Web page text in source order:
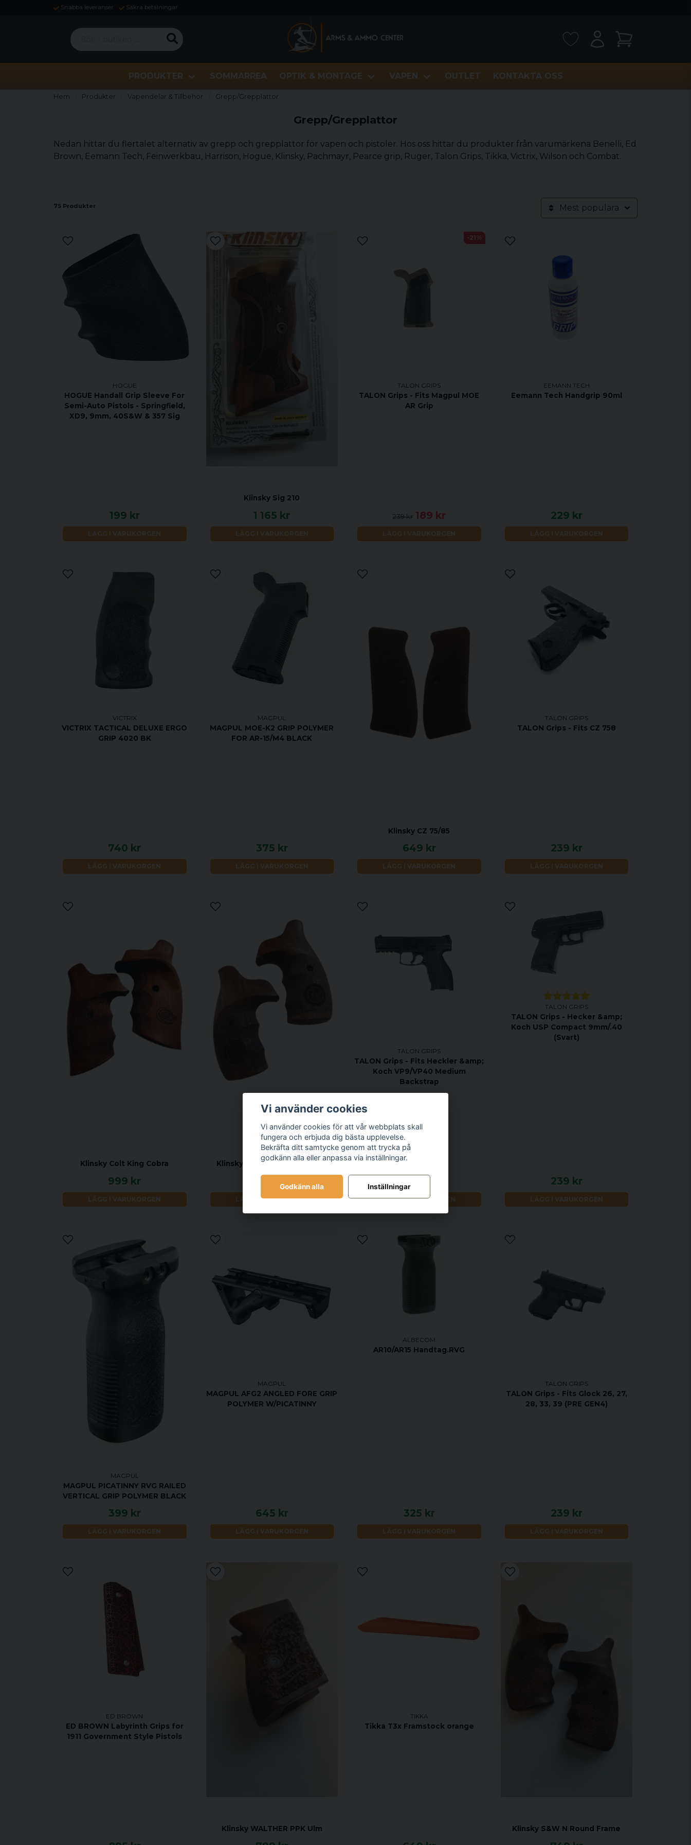
Snabba leveranser Säkra betalningar
Sök i butiken ...
PRODUKTER SOMMARREA OPTIK & MONTAGE VAPEN OUTLET KONTAKTA OSS
Hem Produkter Vapendelar & Tillbehör Grepp/Grepplattor
Grepp/Grepplattor
Nedan hittar du flertalet alternativ av grepp och grepplattor för vapen och pistoler. Hos oss hittar du produkter från varumärkena Benelli, Ed
Brown, Eemann Tech, Feinwerkbau, Harrison, Hogue, Klinsky, Pachmayr, Pearce grip, Ruger, Talon Grips, Tikka, Victrix, Wilson och Combat.
75 Produkter Mest populära
HOGUE
HOGUE Handall Grip Sleeve For
Semi-Auto Pistols - Springfield,
XD9, 9mm, 40S&W & 357 Sig
199 kr
LÄGG I VARUKORGEN
Klinsky Sig 210
1 165 kr
LÄGG I VARUKORGEN
TALON GRIPS
TALON Grips - Fits Magpul MOE
AR Grip
239 kr 189 kr
LÄGG I VARUKORGEN
-21%
EEMANN TECH
Eemann Tech Handgrip 90ml
229 kr
LÄGG I VARUKORGEN
VICTRIX
VICTRIX TACTICAL DELUXE ERGO
GRIP 4020 BK
740 kr
LÄGG I VARUKORGEN
MAGPUL
MAGPUL MOE-K2 GRIP POLYMER
FOR AR-15/M4 BLACK
375 kr
LÄGG I VARUKORGEN
Klinsky CZ 75/85
649 kr
LÄGG I VARUKORGEN
TALON GRIPS
TALON Grips - Fits CZ 758
239 kr
LÄGG I VARUKORGEN
Klinsky Colt King Cobra
999 kr
LÄGG I VARUKORGEN
Klinsky SW-K/L Round Frame
945 kr
LÄGG I VARUKORGEN
TALON GRIPS
TALON Grips - Fits Heckler &amp;
Koch VP9/VP40 Medium
Backstrap
239 kr
LÄGG I VARUKORGEN
TALON GRIPS
TALON Grips - Hecker &amp;
Koch USP Compact 9mm/.40
(Svart)
239 kr
LÄGG I VARUKORGEN
MAGPUL
MAGPUL PICATINNY RVG RAILED
VERTICAL GRIP POLYMER BLACK
399 kr
LÄGG I VARUKORGEN
MAGPUL
MAGPUL AFG2 ANGLED FORE GRIP
POLYMER W/PICATINNY
645 kr
LÄGG I VARUKORGEN
ALBECOM
AR10/AR15 Handtag.RVG
325 kr
LÄGG I VARUKORGEN
TALON GRIPS
TALON Grips - Fits Glock 26, 27,
28, 33, 39 (PRE GEN4)
239 kr
LÄGG I VARUKORGEN
ED BROWN
ED BROWN Labyrinth Grips for
1911 Government Style Pistols
Klinsky WALTHER PPK Ulm
TIKKA
Tikka T3x Framstock orange
Klinsky S&W N Round Frame
Vi använder cookies
Vi använder cookies för att vår webbplats skall
fungera och erbjuda dig bästa upplevelse.
Bekräfta ditt samtycke genom att trycka på
godkänn alla eller anpassa via inställningar.
Godkänn alla Inställningar